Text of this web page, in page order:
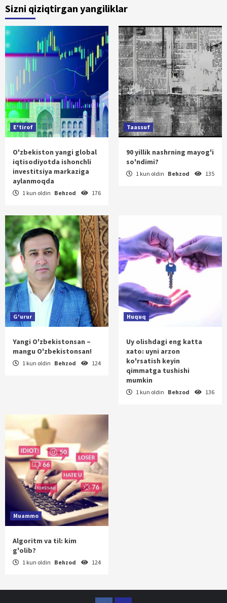
Sizni qiziqtirgan yangiliklar
E'tirof
O'zbekiston yangi global
iqtisodiyotda ishonchli
investitsiya markaziga
aylanmoqda
1 kun oldin Behzod 176
Taassuf
90 yillik nashrning mayog'i
so'ndimi?
1 kun oldin Behzod 135
G'urur
Yangi O'zbekistonsan –
mangu O'zbekistonsan!
1 kun oldin Behzod 124
Huquq
Uy olishdagi eng katta
xato: uyni arzon
ko'rsatish keyin
qimmatga tushishi
mumkin
1 kun oldin Behzod 136
Muammo
Algoritm va til: kim
g'olib?
1 kun oldin Behzod 124